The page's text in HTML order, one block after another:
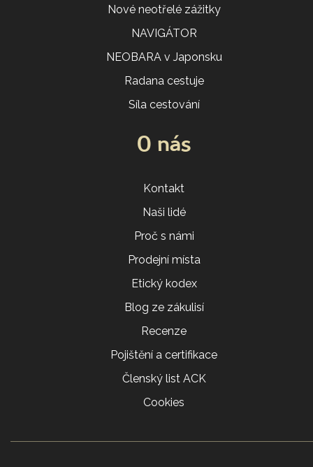
Nové neotřelé zážitky
NAVIGÁTOR
NEOBARA v Japonsku
Radana cestuje
Síla cestování
O nás
Kontakt
Naši lidé
Proč s námi
Prodejní místa
Etický kodex
Blog ze zákulisí
Recenze
Pojištění a certifikace
Členský list ACK
Cookies